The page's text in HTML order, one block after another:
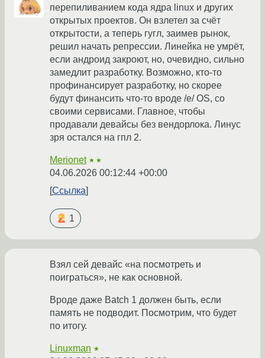
перепиливанием кода ядра linux и других
открытых проектов. Он взлетел за счёт
открытости, а теперь гугл, заимев рынок,
решил начать репрессии. Линейка не умрёт,
если андроид закроют, но, очевидно, сильно
замедлит разработку. Возможно, кто-то
профинансирует разработку, но скорее
будут финансить что-то вроде /e/ OS, со
своими сервисами. Главное, чтобы
продавали девайсы без вендорлока. Линус
зря остался на гпл 2.
Merionet ★★
04.06.2026 00:12:44 +00:00
Ссылка
1
Взял сей девайс «на посмотреть и
поиграться», не как основной.
Вроде даже Batch 1 должен быть, если
память не подводит. Посмотрим, что будет
по итогу.
Linuxman ★